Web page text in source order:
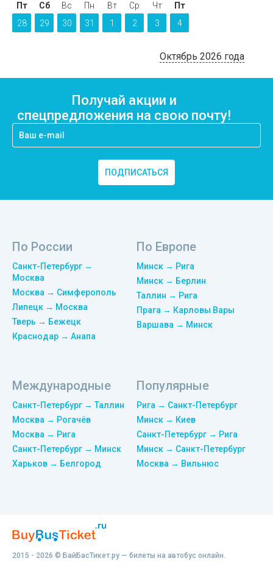
Пт
28
Сб
29
Вс
30
Пн
31
Вт
1
Ср
2
Чт
3
Пт
4
Октябрь 2026 года
Получай акции и
спецпредложения на свою почту!
ПОДПИСАТЬСЯ
По России
Санкт-Петербург →
Москва
Москва → Симферополь
Липецк → Москва
Тверь → Бежецк
Краснодар → Анапа
По Европе
Минск → Рига
Минск → Берлин
Таллин → Рига
Прага → Карловы Вары
Варшава → Минск
Международные
Санкт-Петербург → Таллин
Москва → Рогачёв
Москва → Рига
Санкт-Петербург → Минск
Харьков → Белгород
Популярные
Рига → Санкт-Петербург
Минск → Киев
Санкт-Петербург → Рига
Минск → Санкт-Петербург
Москва → Вильнюс
2015 - 2026 © БайБасТикет.ру — билеты на автобус онлайн.